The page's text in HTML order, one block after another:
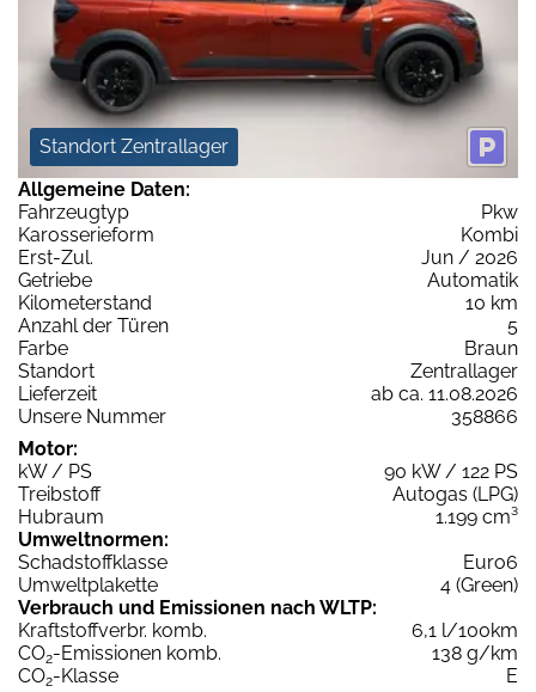
Standort Zentrallager
Allgemeine Daten:
Fahrzeugtyp
Pkw
Karosserieform
Kombi
Erst-Zul.
Jun / 2026
Getriebe
Automatik
Kilometerstand
10 km
Anzahl der Türen
5
Farbe
Braun
Standort
Zentrallager
Lieferzeit
ab ca. 11.08.2026
Unsere Nummer
358866
Motor:
kW / PS
90 kW / 122 PS
Treibstoff
Autogas (LPG)
Hubraum
1.199 cm³
Umweltnormen:
Schadstoffklasse
Euro6
Umweltplakette
4 (Green)
Verbrauch und Emissionen nach WLTP:
Kraftstoffverbr. komb.
6,1 l/100km
CO2-Emissionen komb.
138 g/km
CO2-Klasse
E